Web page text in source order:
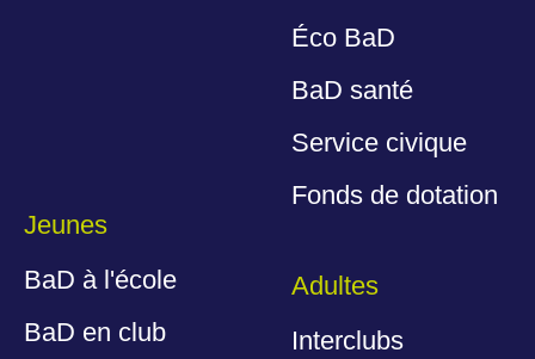
Éco BaD
BaD santé
Service civique
Fonds de dotation
Jeunes
BaD à l'école
BaD en club
Adultes
Interclubs